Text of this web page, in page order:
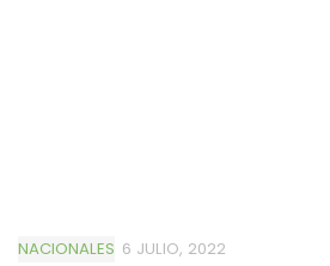
NACIONALES 6 JULIO, 2022